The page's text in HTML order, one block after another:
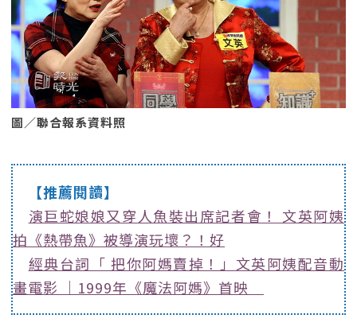
圖／聯合報系資料照
【推薦閱讀】
演巨蛇娘娘又穿人魚裝出席記者會！ 文英阿姨
拍《熱帶魚》被導演玩壞？！好
經典台詞「 把你阿媽賣掉！」文英阿姨配音動
畫電影 ｜1999年《魔法阿媽》首映